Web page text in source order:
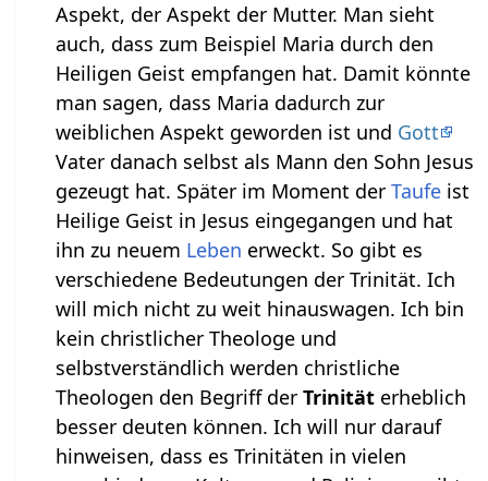
Aspekt, der Aspekt der Mutter. Man sieht
auch, dass zum Beispiel Maria durch den
Heiligen Geist empfangen hat. Damit könnte
man sagen, dass Maria dadurch zur
weiblichen Aspekt geworden ist und Gott
Vater danach selbst als Mann den Sohn Jesus
gezeugt hat. Später im Moment der Taufeist
Heilige Geist in Jesus eingegangen und hat
ihn zu neuem Leben erweckt. So gibt es
verschiedene Bedeutungen der Trinität. Ich
will mich nicht zu weit hinauswagen. Ich bin
kein christlicher Theologe und
selbstverständlich werden christliche
Theologen den Begriff der Trinitäterheblich
besser deuten können. Ich will nur darauf
hinweisen, dass es Trinitäten in vielen